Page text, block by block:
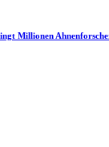
Millionen